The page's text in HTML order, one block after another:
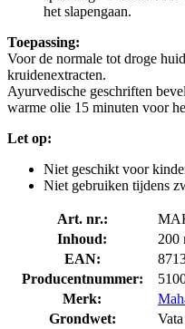
het slapengaan.
Toepassing:
Voor de normale tot droge
kruidenextracten.
Ayurvedische geschriften
warme olie 15 minuten voor
Let op:
Niet geschikt voor
Niet gebruiken tijdens
Art. nr.:
Inhoud:
200
EAN:
Producentnummer:
Merk:
Grondwet:
Vata